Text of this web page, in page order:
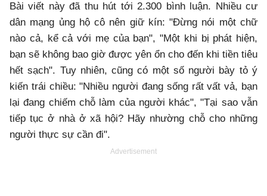
Bài viết này đã thu hút tới 2.300 bình luận. Nhiều cư
dân mạng ủng hộ cô nên giữ kín: "Đừng nói một chữ
nào cả, kể cả với mẹ của bạn", "Một khi bị phát hiện,
bạn sẽ không bao giờ được yên ổn cho đến khi tiền tiêu
hết sạch". Tuy nhiên, cũng có một số người bày tỏ ý
kiến trái chiều: "Nhiều người đang sống rất vất vả, bạn
lại đang chiếm chỗ làm của người khác", "Tại sao vẫn
tiếp tục ở nhà ở xã hội? Hãy nhường chỗ cho những
người thực sự cần đi".
Advertisement